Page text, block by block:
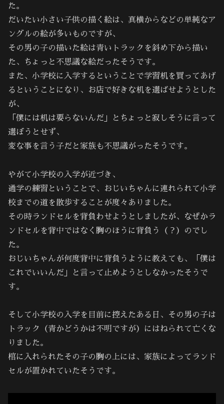
た。
だいたい小さい子供の描く絵は、真横からなどの単純なア
ングルの絵が多いものですが、
その男の子の描いた絵は青いトラックを斜め下から描い
た、ちょっと不思議な絵だったそうです。
また、小学校に入学するということで学習机を買ってあげ
るということになり、お店で好きな机を選ばせようとした
が、
「僕には机は要らないんだ」とちょっと寂しそうに言って
選ぼうとせず、
変な事を言う子だと家族も不思議がったそうです。
やがて小学校の入学が近づき、
通学の練習ということで、おじいちゃんに連れられて小学
校までの道を散歩することが度々ありました。
その時ランドセルを背負わせようとしましたが、なぜかラ
ンドセルを背中ではなく胸のほうに背負う（？）のでし
た。
おじいちゃんが何度背中に背負うように教えても、「僕は
これでいいんだ」と言って止めようとしなかったそうで
す。
そして小学校の入学を目前に控えたある日、その男の子は
トラック（青かどうかは不明ですが）にはねられて亡くな
りました。
棺に入れられたその子の胸の上には、家族によってランド
セルが置かれていたそうです。